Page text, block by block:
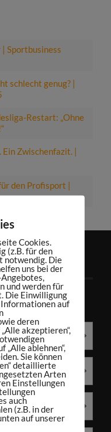
Sportbusiness
schlecht genug? |
Restart: „Ohne
Ein Zwischenfazit. |
den Profisport |
Cookies.
(z.B. für den
notwendig. Die
uns bei der
und werden für
Die Einwilligung
auf
deren
akzeptieren“,
„Alle ablehnen“,
Sie können
detaillierte
Arten
Einstellungen
auch
(z.B. in der
auf unserer